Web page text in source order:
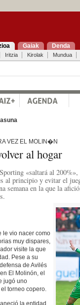
Gaiak Denda
Iritzia Kirolak Mundua
VEZ EL MOLIN�N
al hogar
«saltará al 200%»,
al principio y evitar el
semana en la que la
le vio nacer como
muy dispares,
visite la que
Pese a su
de Avilés
El Molinón, el
jugó uno
torneo copero.